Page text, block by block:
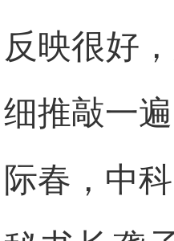
反映很好
细推敲一
际春，中